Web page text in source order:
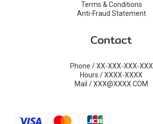
Terms & Conditions
Anti-Fraud Statement
Contact
Phone / XX-XXX-XXX-XXX
Hours / XXXX-XXXX
Mail / XXX@XXXX.COM